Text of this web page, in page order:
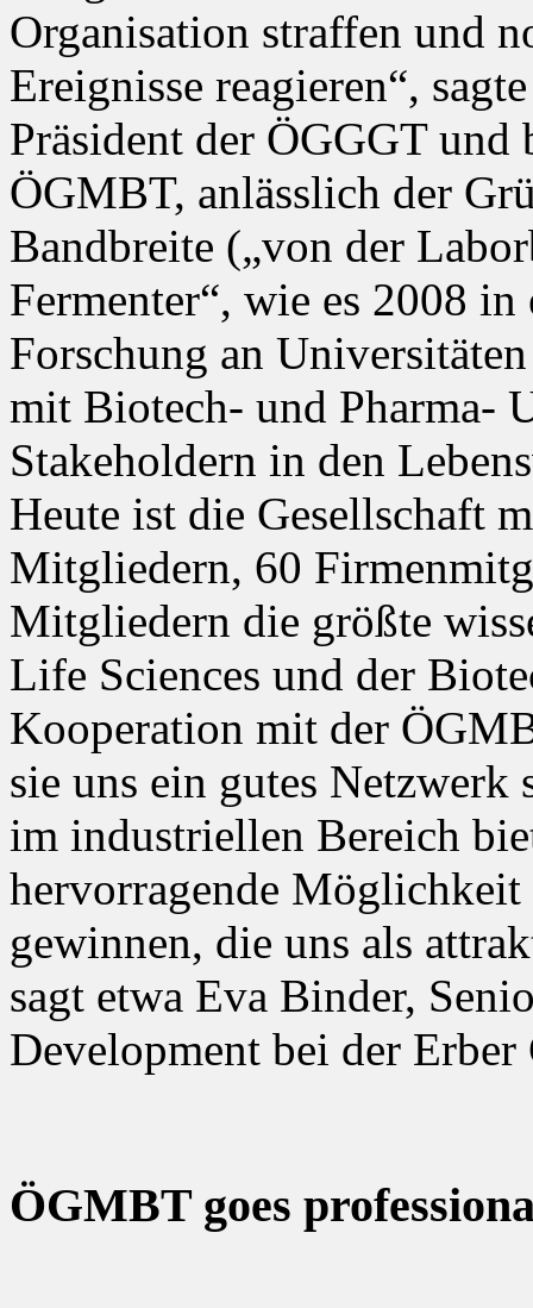
Organisation straffen und
Ereignisse reagieren“,
Präsident der ÖGGGT
ÖGMBT, anlässlich der
Bandbreite („von der
Fermenter“, wie es 2008
Forschung an
mit Biotech- und Pharma-
Stakeholdern in den
Heute ist die Gesellschaft
Mitgliedern, 60
Mitgliedern die größte
Life Sciences und der
Kooperation mit der
sie uns ein gutes Netzwerk
im industriellen Bereich
hervorragende
gewinnen, die uns als
sagt etwa Eva Binder,
Development bei der
ÖGMBT goes